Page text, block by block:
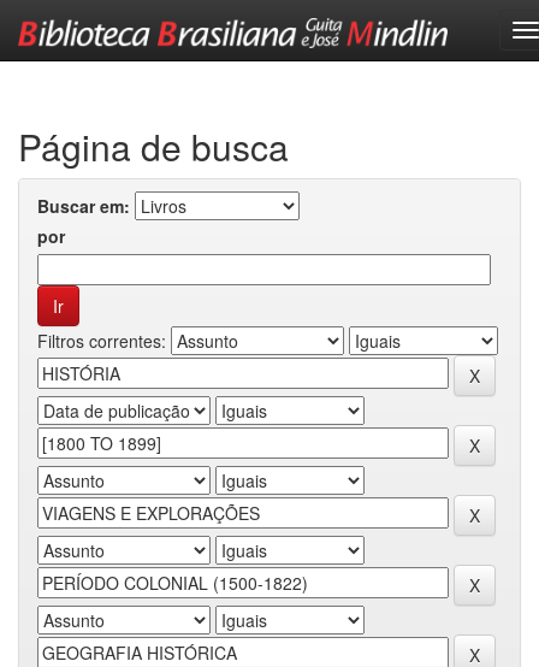
Página de busca
Buscar em:
por
Filtros correntes: